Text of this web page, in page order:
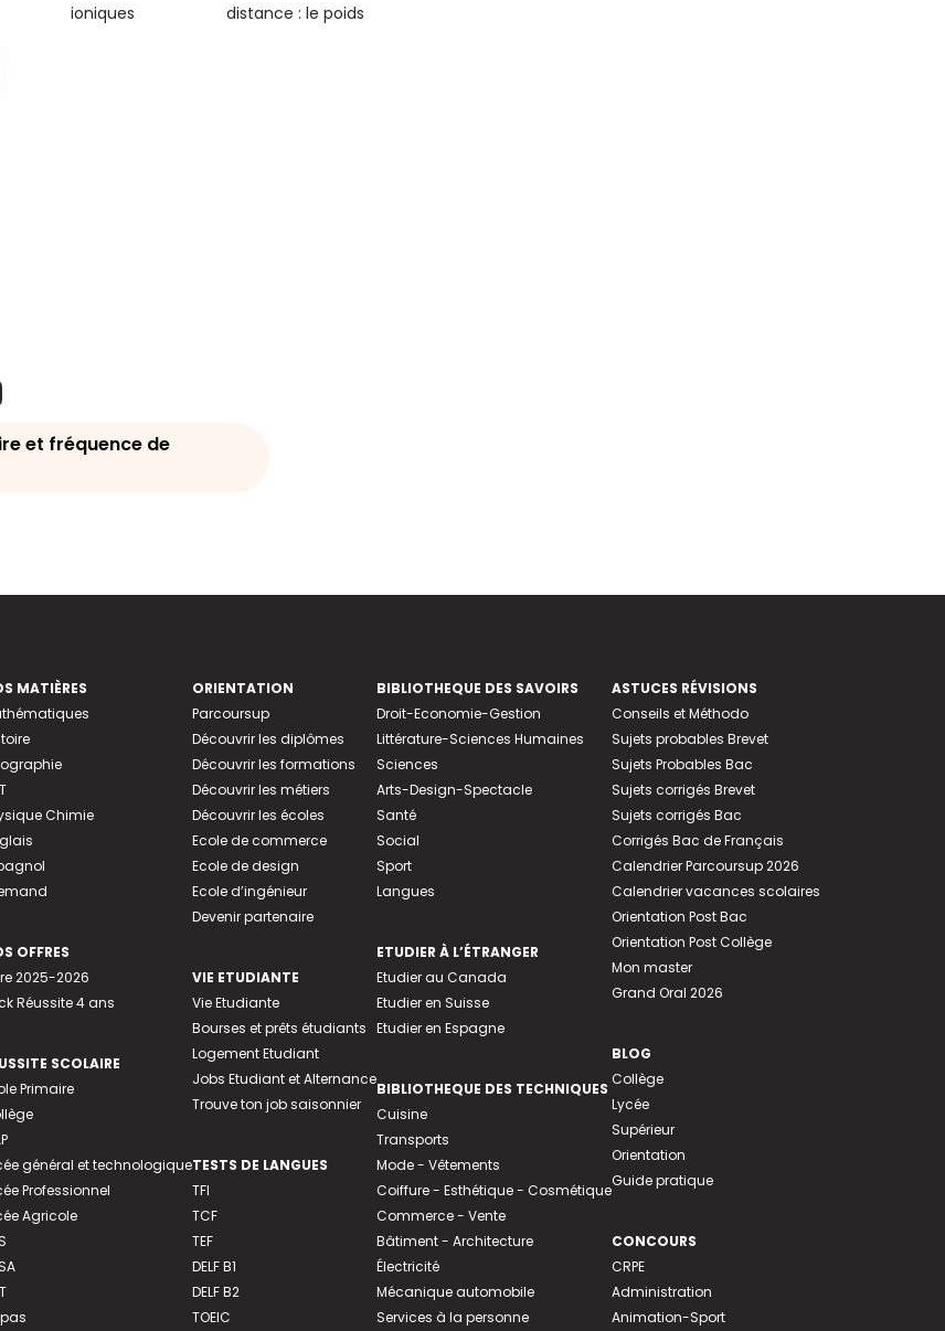
ioniques
distance : le poids
et fréquence de
MATIÈRES
Chimie
OFFRES
2025-2026
Réussite 4 ans
SCOLAIRE
Primaire
général et technologique
Professionnel
Agricole
ORIENTATION
Parcoursup
Découvrir les diplômes
Découvrir les formations
Découvrir les métiers
Découvrir les écoles
Ecole de commerce
Ecole de design
Ecole d’ingénieur
Devenir partenaire
VIE ETUDIANTE
Vie Etudiante
Bourses et prêts étudiants
Logement Etudiant
Jobs Etudiant et Alternance
Trouve ton job saisonnier
TESTS DE LANGUES
TFI
TCF
TEF
DELF B1
DELF B2
TOEIC
BIBLIOTHEQUE DES SAVOIRS
Droit-Economie-Gestion
Littérature-Sciences Humaines
Sciences
Arts-Design-Spectacle
Santé
Social
Sport
Langues
ETUDIER À L’ÉTRANGER
Etudier au Canada
Etudier en Suisse
Etudier en Espagne
BIBLIOTHEQUE DES TECHNIQUES
Cuisine
Transports
Mode - Vêtements
Coiffure - Esthétique - Cosmétique
Commerce - Vente
Bâtiment - Architecture
Électricité
Mécanique automobile
Services à la personne
ASTUCES RÉVISIONS
Conseils et Méthodo
Sujets probables Brevet
Sujets Probables Bac
Sujets corrigés Brevet
Sujets corrigés Bac
Corrigés Bac de Français
Calendrier Parcoursup 2026
Calendrier vacances scolaires
Orientation Post Bac
Orientation Post Collège
Mon master
Grand Oral 2026
BLOG
Collège
Lycée
Supérieur
Orientation
Guide pratique
CONCOURS
CRPE
Administration
Animation-Sport